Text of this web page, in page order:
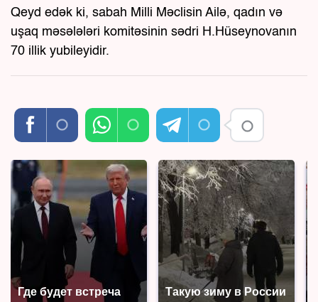
Qeyd edək ki, sabah Milli Məclisin Ailə, qadın və
uşaq məsələləri komitəsinin sədri H.Hüseynovanın
70 illik yubileyidir.
Где будет встреча
Такую зиму в России